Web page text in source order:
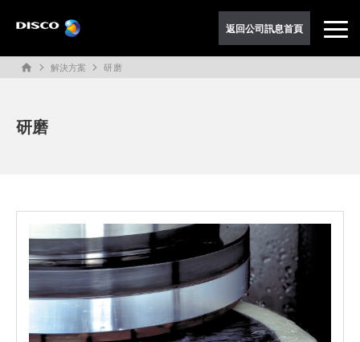
返回公司訊息首頁
home 解決方案 研磨
研磨